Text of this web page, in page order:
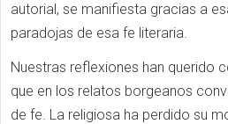
autorial, se manifiesta gracias a
paradojas de esa fe literaria.
Nuestras reflexiones han querido
que en los relatos borgeanos
de fe. La religiosa ha perdido su